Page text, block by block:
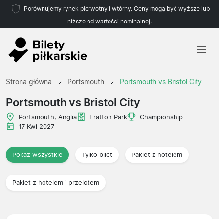
Porównujemy rynek pierwotny i wtórny. Ceny mogą być wyższe lub
niższe od wartości nominalnej.
Strona główna Portsmouth Portsmouth vs Bristol City
Portsmouth vs Bristol City
Portsmouth, Anglia Fratton Park
Championship
17 Kwi 2027
Pokaż wszystkie Tylko bilet Pakiet z hotelem
Pakiet z hotelem i przelotem